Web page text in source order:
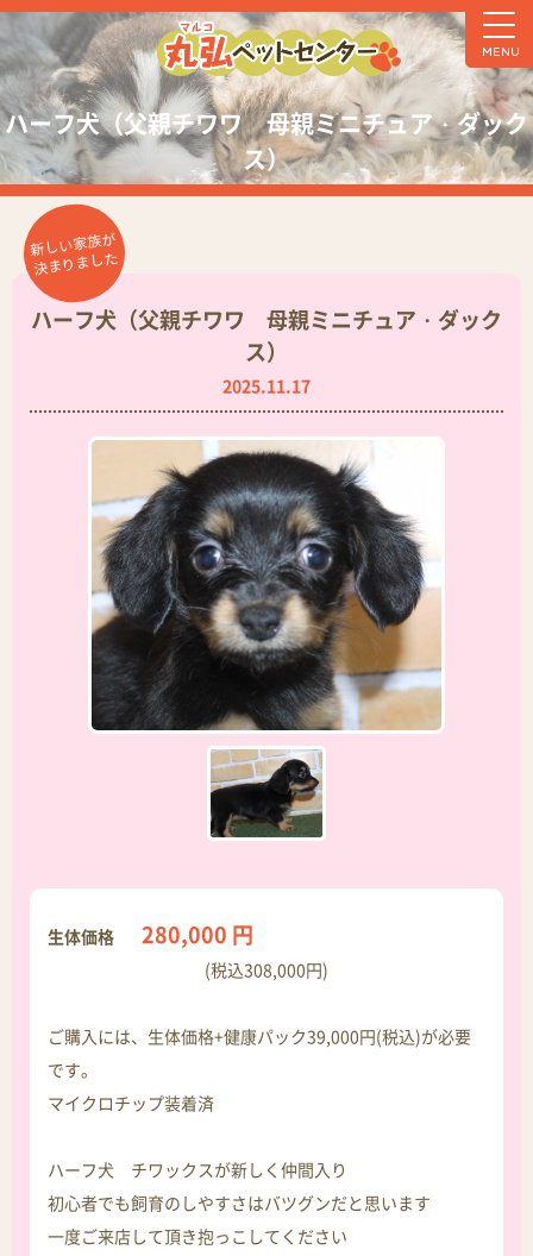
ハーフ犬（父親チワワ 母親ミニチュア・ダック
ス）
MENU
新しい家族が
決まりました
ハーフ犬（父親チワワ 母親ミニチュア・ダック
ス）
2025.11.17
生体価格 280,000 円
(税込308,000円)
ご購入には、生体価格+健康パック39,000円(税込)が必要
です。
マイクロチップ装着済
ハーフ犬 チワックスが新しく仲間入り
初心者でも飼育のしやすさはバツグンだと思います
一度ご来店して頂き抱っこしてください